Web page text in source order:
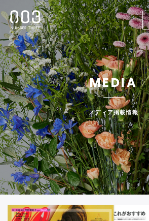
MEDIA
メディア掲載情報
TOP
PRODUCTS
WELLBEING REPORT
FOR SALON
COMPANY
RECRUIT